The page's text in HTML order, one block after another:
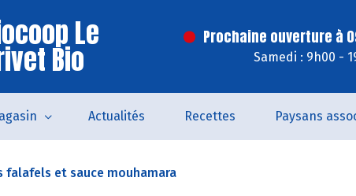
Le
Bio
Prochaine ouverture à
Samedi : 9h00 -
Actualités Recettes Paysans
falafels et sauce mouhamara